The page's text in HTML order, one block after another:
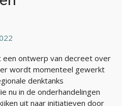
een ontwerp van decreet over
wordt momenteel gewerkt
denktanks
nu in de onderhandelingen
uit naar initiatieven door